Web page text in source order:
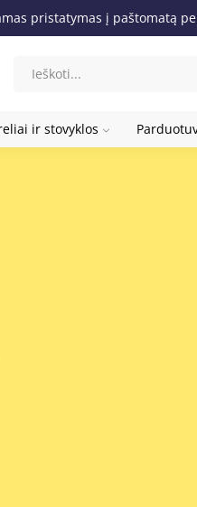
pristatymas į paštomatą
ir stovyklos